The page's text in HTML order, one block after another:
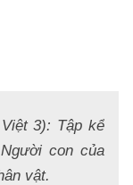
3): Tập kể
con của
vật.